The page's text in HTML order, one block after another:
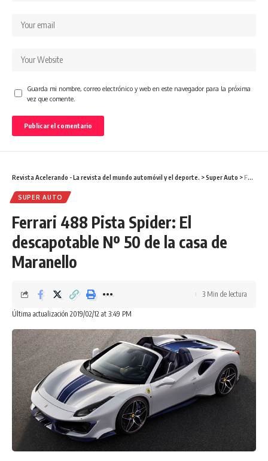
Guarda mi nombre, correo electrónico y web en este navegador para la próxima
vez que comente.
Revista Acelerando - La revista del mundo automóvil y el deporte. >Super Auto >Ferrari 488 Pista Spider: El descapotable Nº 50 de la casa de Maranello
SUPER AUTO
Ferrari 488 Pista Spider: El
descapotable Nº 50 de la casa de
Maranello
Última actualización 2019/02/12 at 3:49 PM
3 Min de lectura